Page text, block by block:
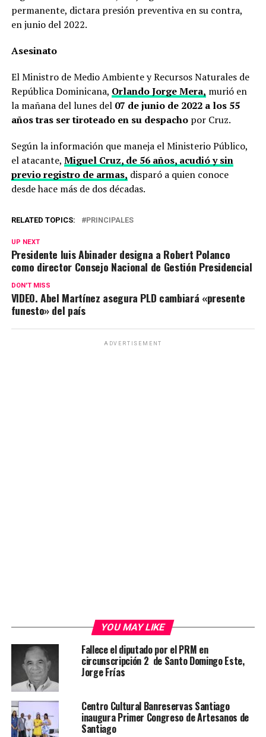
permanente, dictara presión preventiva en su contra,
en junio del 2022.
Asesinato
El Ministro de Medio Ambiente y Recursos Naturales de
República Dominicana, Orlando Jorge Mera, murió en
la mañana del lunes del 07 de junio de 2022 a los 55
años tras ser tiroteado en su despachopor Cruz.
Según la información que maneja el Ministerio Público,
el atacante, Miguel Cruz, de 56 años, acudió y sin
previo registro de armas, disparó a quien conoce
desde hace más de dos décadas.
RELATED TOPICS: PRINCIPALES
UP NEXT
Presidente luis Abinader designa a Robert Polanco
como director Consejo Nacional de Gestión Presidencial
DON'T MISS
VIDEO. Abel Martínez asegura PLD cambiará «presente
funesto» del país
ADVERTISEMENT
YOU MAY LIKE
Fallece el diputado por el PRM en
circunscripción 2 de Santo Domingo Este,
Jorge Frías
Centro Cultural Banreservas Santiago
inaugura Primer Congreso de Artesanos de
Santiago